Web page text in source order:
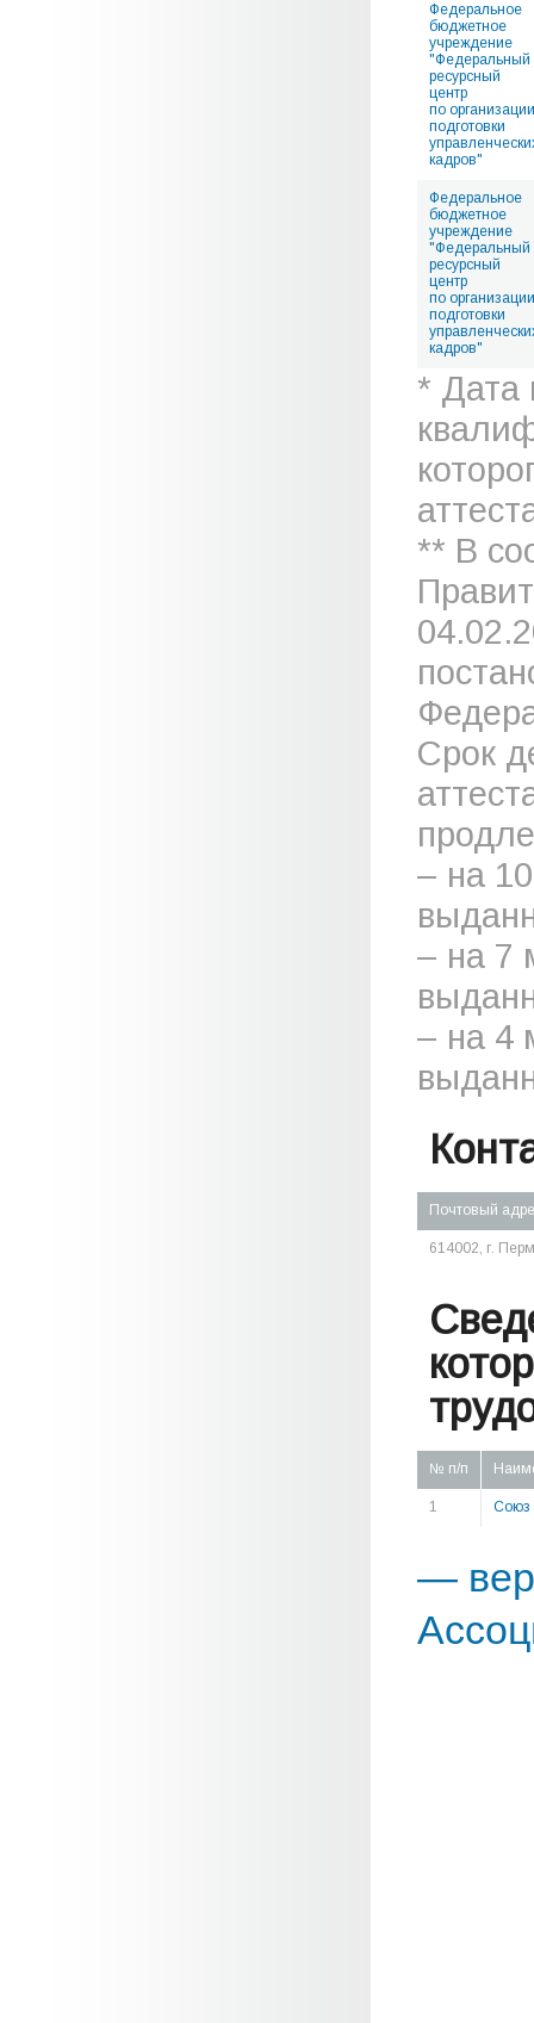
Федеральное
бюджетное
учреждение
"Федеральный
ресурсный
центр
по организации
подготовки
кадров"
Федеральное
бюджетное
учреждение
"Федеральный
ресурсный
центр
по организации
подготовки
кадров"
* Дата
** В
Срок
– на
– на 7
– на 4
Почтовый
614002, г.
№ п/п
1 Союз
—